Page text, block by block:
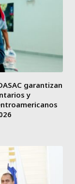
garantizan
y